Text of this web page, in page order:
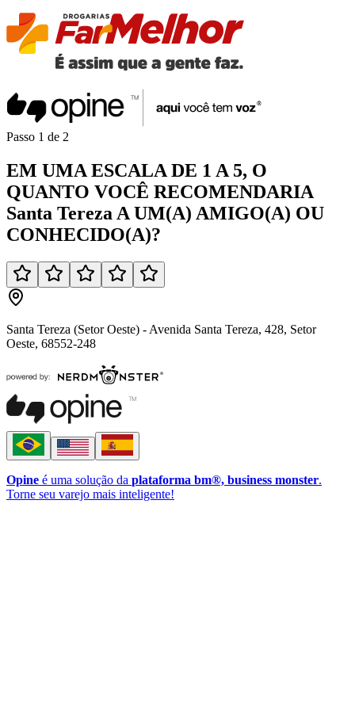
Passo 1 de 2
EM UMA ESCALA DE 1 A 5, O
QUANTO VOCÊ RECOMENDARIA
Santa Tereza A UM(A) AMIGO(A) OU
CONHECIDO(A)?
Santa Tereza (Setor Oeste) - Avenida Santa Tereza, 428, Setor
Oeste, 68552-248
Opine é uma solução da plataforma bm®, business monster.
Torne seu varejo mais inteligente!